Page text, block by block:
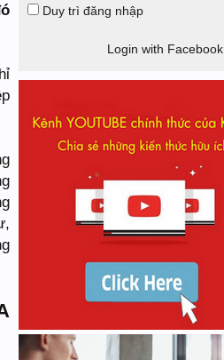
Duy trì đăng nhập
Login with Facebook